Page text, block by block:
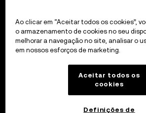
Ao clicar em “Aceitar todos os cookies”,
o armazenamento de cookies no seu
melhorar a navegação no site, analisar o
em nossos esforços de marketing.
Aceitar todos os
cookies
Definições de